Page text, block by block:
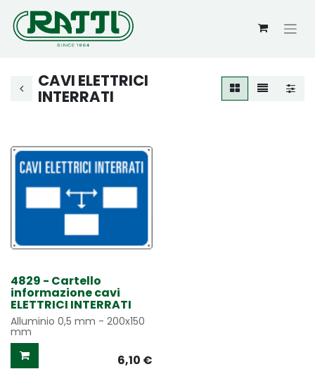
CAVI ELETTRICI
INTERRATI
4829 - Cartello
informazione cavi
ELETTRICI INTERRATI
Alluminio 0,5 mm - 200x150
mm
6,10 €